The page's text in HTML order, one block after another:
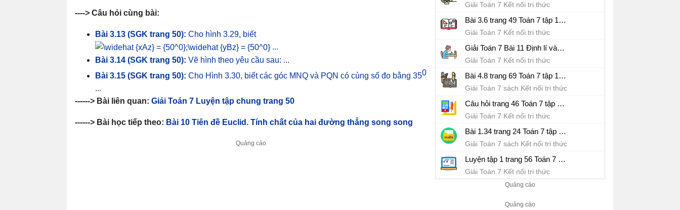
----> Câu hỏi cùng bài:
Bài 3.13 (SGK trang 50): Cho hình 3.29, biết
...
Bài 3.14 (SGK trang 50): Vẽ hình theo yêu cầu sau: ...
Bài 3.15 (SGK trang 50): Cho Hình 3.30, biết các góc MNQ và PQN có cùng số đo bằng 350
...
------> Bài liên quan: Giải Toán 7 Luyện tập chung trang 50
------> Bài học tiếp theo: Bài 10 Tiên đề Euclid. Tính chất của hai đường thẳng song song
Giải Toán 7 Kết nối tri thức
Bài 3.6 trang 49 Toán 7 tập 1 SGK Kết nối tri thức với cuộc sống
Giải Toán 7 Kết nối tri thức
Giải Toán 7 Bài 11 Định lí và chứng minh định lí
Giải Toán 7 Kết nối tri thức
Bài 4.8 trang 69 Toán 7 tập 1 SGK Kết nối tri thức với cuộc sống
Giải Toán 7 sách Kết nối tri thức
Câu hỏi trang 46 Toán 7 tập 1 SGK Kết nối tri thức với cuộc sống
Giải Toán 7 Kết nối tri thức
Bài 1.34 trang 24 Toán 7 tập 1 SGK Kết nối tri thức với cuộc sống
Giải Toán 7 sách Kết nối tri thức
Luyện tập 1 trang 56 Toán 7 tập 1 SGK Kết nối tri thức với cuộc sống
Giải Toán 7 Kết nối tri thức